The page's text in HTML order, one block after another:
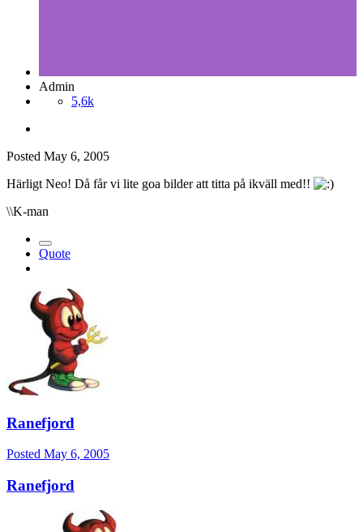
Admin
5,6k
Posted May 6, 2005
Härligt Neo! Då får vi lite goa bilder att titta på ikväll med!!
\\K-man
Quote
Ranefjord
Posted May 6, 2005
Ranefjord